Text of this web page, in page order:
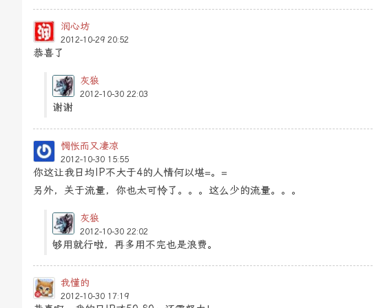
润心坊
2012-10-29 20:52
恭喜了
灰狼
2012-10-30 22:03
谢谢
惆怅而又凄凉
2012-10-30 15:55
你这让我日均IP不大于4的人情何以堪=。=
另外，关于流量，你也太可怜了。。。这么少的流量。。。
灰狼
2012-10-30 22:02
够用就行啦，再多用不完也是浪费。
我懂的
2012-10-30 17:19